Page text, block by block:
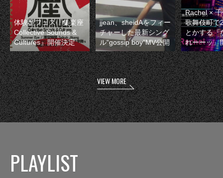
体験型フェス『集楽座
Collective Sounds &
Cultures』開催決定
jjean、sheidAをフィー
チャーした最新シング
ル“gossip boy”MV公開
Rachel ×
歌舞伎町で
とかする『
れーーッ』
VIEW MORE
PLAYLIST